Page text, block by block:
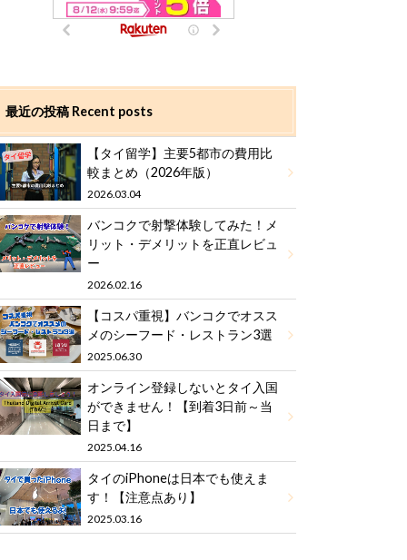
最近の投稿 Recent posts
【タイ留学】主要5都市の費用比
較まとめ（2026年版）
2026.03.04
バンコクで射撃体験してみた！メ
リット・デメリットを正直レビュ
ー
2026.02.16
【コスパ重視】バンコクでオスス
メのシーフード・レストラン3選
2025.06.30
オンライン登録しないとタイ入国
ができません！【到着3日前～当
日まで】
2025.04.16
タイのiPhoneは日本でも使えま
す！【注意点あり】
2025.03.16